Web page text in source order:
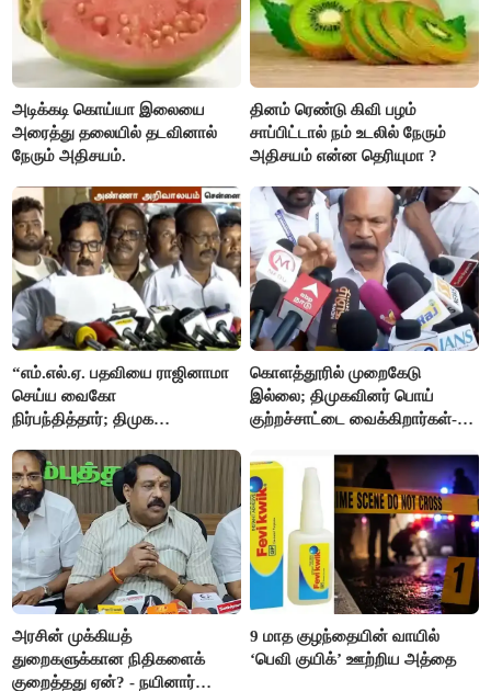
அடிக்கடி கொய்யா இலையை
அரைத்து தலையில் தடவினால்
நேரும் அதிசயம்.
தினம் ரெண்டு கிவி பழம்
சாப்பிட்டால் நம் உடலில் நேரும்
அதிசயம் என்ன தெரியுமா ?
“எம்.எல்.ஏ. பதவியை ராஜினாமா
செய்ய வைகோ
நிர்பந்தித்தார்; திமுக
தொடர்கிறோம்”- மதிமுக
எம்.எல்.ஏக்கள் பரபரப்பு பேட்டி
கொளத்தூரில் முறைகேடு
இல்லை; திமுகவினர் பொய்
குற்றச்சாட்டை வைக்கிறார்கள்-
அரசின் முக்கியத்
துறைகளுக்கான நிதிகளைக்
குறைத்தது ஏன்? - நயினார்
9 மாத குழந்தையின் வாயில்
‘பெவி குயிக்’ ஊற்றிய அத்தை